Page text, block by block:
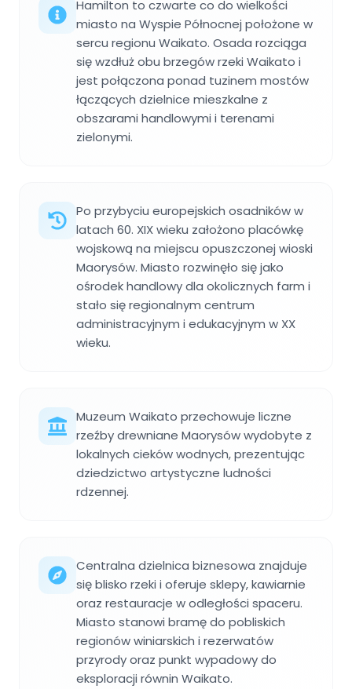
Hamilton to czwarte co do wielkości
miasto na Wyspie Północnej położone w
sercu regionu Waikato. Osada rozciąga
się wzdłuż obu brzegów rzeki Waikato i
jest połączona ponad tuzinem mostów
łączących dzielnice mieszkalne z
obszarami handlowymi i terenami
zielonymi.
Po przybyciu europejskich osadników w
latach 60. XIX wieku założono placówkę
wojskową na miejscu opuszczonej wioski
Maorysów. Miasto rozwinęło się jako
ośrodek handlowy dla okolicznych farm i
stało się regionalnym centrum
administracyjnym i edukacyjnym w XX
wieku.
Muzeum Waikato przechowuje liczne
rzeźby drewniane Maorysów wydobyte z
lokalnych cieków wodnych, prezentując
dziedzictwo artystyczne ludności
rdzennej.
Centralna dzielnica biznesowa znajduje
się blisko rzeki i oferuje sklepy, kawiarnie
oraz restauracje w odległości spaceru.
Miasto stanowi bramę do pobliskich
regionów winiarskich i rezerwatów
przyrody oraz punkt wypadowy do
eksploracji równin Waikato.